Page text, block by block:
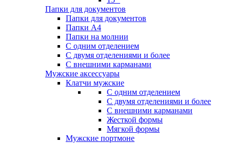
Папки для документов
Папки для документов
Папки А4
Папки на молнии
С одним отделением
С двумя отделениями и более
С внешними карманами
Мужские аксессуары
Клатчи мужские
С одним отделением
С двумя отделениями и более
С внешними карманами
Жесткой формы
Мягкой формы
Мужские портмоне